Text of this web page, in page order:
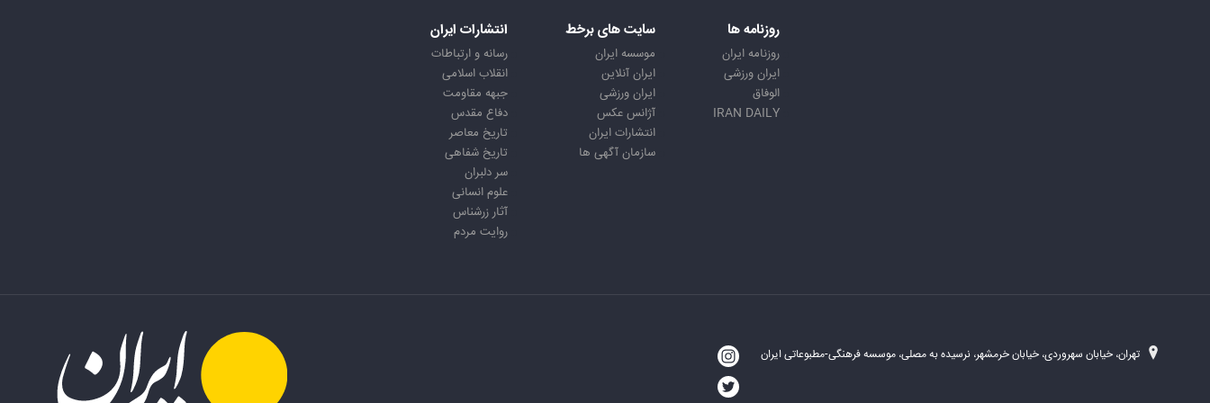
روزنامه ها
روزنامه ایران
ایران ورزشی
الوفاق
IRAN DAILY
سایت های برخط
موسسه ایران
ایران آنلاین
ایران ورزشی
آژانس عکس
انتشارات ایران
سازمان آگهی ها
انتشارات ایران
رسانه و ارتباطات
انقلاب اسلامی
جبهه مقاومت
دفاع مقدس
تاریخ معاصر
تاریخ شفاهی
سر دلبران
علوم انسانی
آثار زرشناس
روایت مردم
تهران، خیابان سهروردی، خیابان خرمشهر، نرسیده به مصلی، موسسه فرهنگی-مطبوعاتی ایران